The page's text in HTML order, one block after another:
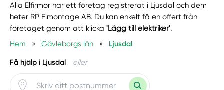
Alla Elfirmor har ett företag registrerat i Ljusdal och dem
heter RP Elmontage AB. Du kan enkelt få en offert från
företaget genom att klicka'Lägg till elektriker'.
Hem
» Gävleborgs län » Ljusdal
Få hjälp i Ljusdal eller